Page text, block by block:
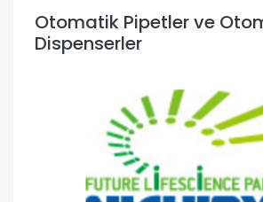
Otomatik Pipetler ve
Dispenserler